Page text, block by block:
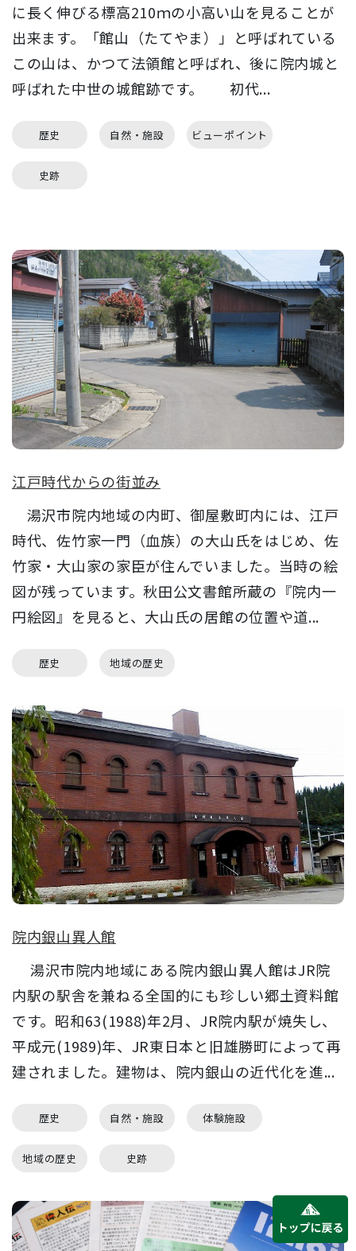
に長く伸びる標高210ｍの小高い山を見ることが
出来ます。「館山（たてやま）」と呼ばれている
この山は、かつて法領館と呼ばれ、後に院内城と
呼ばれた中世の城館跡です。 初代...
歴史 自然・施設 ビューポイント
史跡
江戸時代からの街並み
湯沢市院内地域の内町、御屋敷町内には、江戸
時代、佐竹家一門（血族）の大山氏をはじめ、佐
竹家・大山家の家臣が住んでいました。当時の絵
図が残っています。秋田公文書館所蔵の『院内一
円絵図』を見ると、大山氏の居館の位置や道...
歴史 地域の歴史
院内銀山異人館
湯沢市院内地域にある院内銀山異人館はJR院
内駅の駅舎を兼ねる全国的にも珍しい郷土資料館
です。昭和63(1988)年2月、JR院内駅が焼失し、
平成元(1989)年、JR東日本と旧雄勝町によって再
建されました。建物は、院内銀山の近代化を進...
歴史 自然・施設 体験施設
地域の歴史 史跡